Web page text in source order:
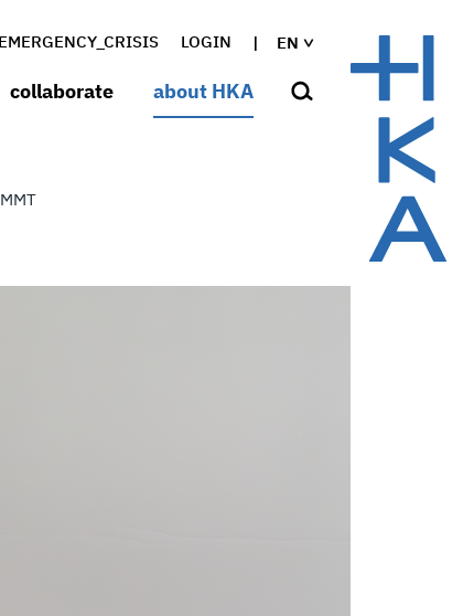
EN
EMERGENCY_CRISIS LOGIN
collaborate about HKA